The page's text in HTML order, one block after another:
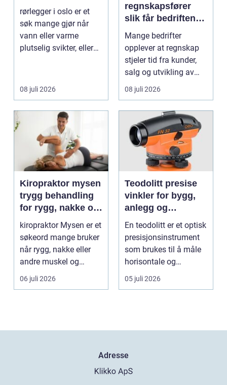
rørlegger i oslo er et
søk mange gjør når
vann eller varme
plutselig svikter, eller
08 juli 2026
regnskapsfører
slik får bedriften
mer ut av
regnskapet
Mange bedrifter
opplever at regnskap
stjeler tid fra kunder,
salg og utvikling av
virksomheten. Samt...
08 juli 2026
Kiropraktor mysen
trygg behandling
for rygg, nakke og
ledd
kiropraktor Mysen er et
søkeord mange bruker
når rygg, nakke eller
andre muskel og
leddplager begynn...
06 juli 2026
Teodolitt presise
vinkler for bygg,
anlegg og
kartlegging
En teodolitt er et optisk
presisjonsinstrument
som brukes til å måle
horisontale og
vertikale vinkle...
05 juli 2026
Adresse